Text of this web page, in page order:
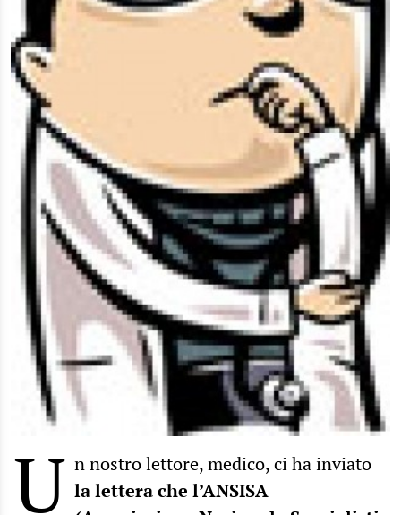
U n nostro lettore, medico, ci ha inviato
la lettera che l’ANSISA